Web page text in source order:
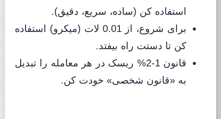
استفاده کن (ساده، سریع، دقیق).
برای شروع، از 0.01 لات (میکرو) استفاده
کن تا دستت راه بیفتد.
قانون 1-2% ریسک در هر معامله را تبدیل
به «قانون شخصی» خودت کن.